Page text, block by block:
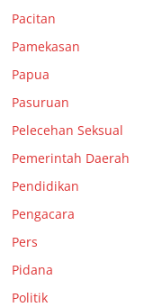
Pacitan
Pamekasan
Papua
Pasuruan
Pelecehan Seksual
Pemerintah Daerah
Pendidikan
Pengacara
Pers
Pidana
Politik